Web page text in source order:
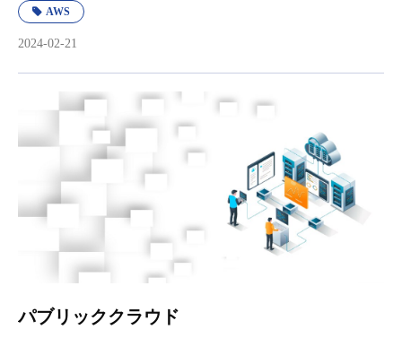
AWS
2024-02-21
パブリッククラウド